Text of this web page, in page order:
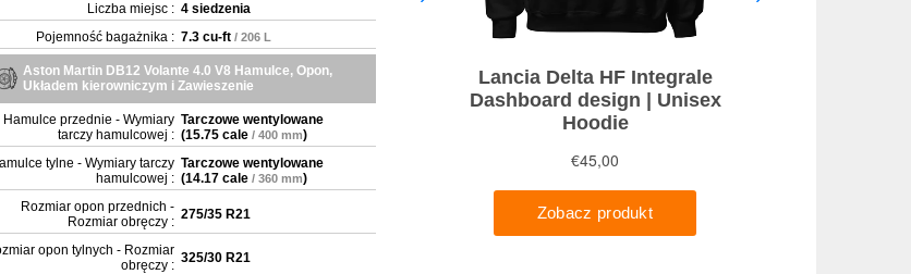
Liczba miejsc : 4 siedzenia
Pojemność bagażnika : 7.3 cu-ft / 206 L
Aston Martin DB12 Volante 4.0 V8 Hamulce, Opon,
Układem kierowniczym i Zawieszenie
Hamulce przednie - Wymiary
tarczy hamulcowej :
Tarczowe wentylowane
(15.75 cale / 400 mm)
tylne - Wymiary tarczy
hamulcowej :
Tarczowe wentylowane
(14.17 cale / 360 mm)
Rozmiar opon przednich -
Rozmiar obręczy : 275/35 R21
opon tylnych - Rozmiar
obręczy : 325/30 R21